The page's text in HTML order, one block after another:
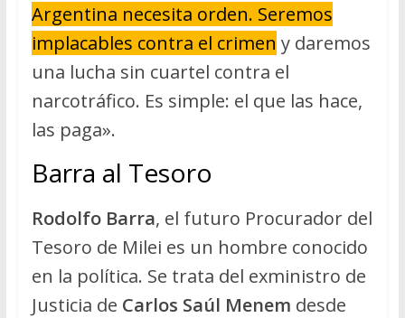
Argentina necesita orden. Seremos
implacables contra el crimen y daremos
una lucha sin cuartel contra el
narcotráfico. Es simple: el que las hace,
las paga».
Barra al Tesoro
Rodolfo Barra, el futuro Procurador del
Tesoro de Milei es un hombre conocido
en la política. Se trata del exministro de
Justicia de Carlos Saúl Menem desde